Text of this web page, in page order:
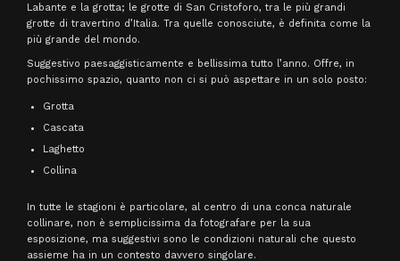
Labante e la grotta; le grotte di San Cristoforo, tra le più grandi
grotte di travertino d’Italia. Tra quelle conosciute, è definita come la
più grande del mondo.
Suggestivo paesaggisticamente e bellissima tutto l’anno. Offre, in
pochissimo spazio, quanto non ci si può aspettare in un solo posto:
Grotta
Cascata
Laghetto
Collina
In tutte le stagioni è particolare, al centro di una conca naturale
collinare, non è semplicissima da fotografare per la sua
esposizione, ma suggestivi sono le condizioni naturali che questo
assieme ha in un contesto davvero singolare.